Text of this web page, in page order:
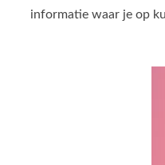
informatie waar je op